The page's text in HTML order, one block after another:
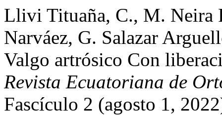
Llivi Tituaña, C., M. Neira
Narváez, G. Salazar
Valgo artrósico Con
Revista Ecuatoriana de
Fascículo 2 (agosto 1,